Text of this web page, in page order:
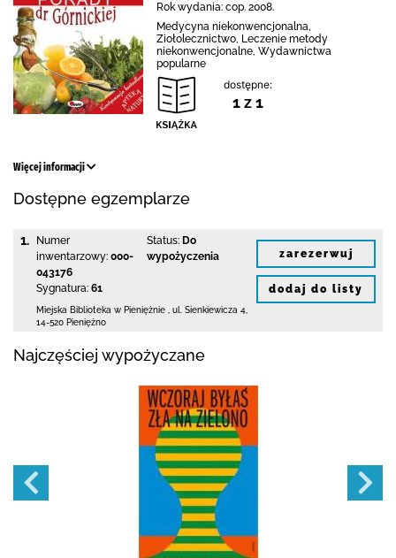
Rok wydania: cop. 2008.
Medycyna niekonwencjonalna,
Ziołolecznictwo, Leczenie metody
niekonwencjonalne, Wydawnictwa
popularne
dostępne:
1 z 1
Więcej informacji
Dostępne egzemplarze
1.
Numer
inwentarzowy: 000-
043176
Sygnatura: 61
Status: Do
wypożyczenia
Miejska Biblioteka w Pieniężnie ul. Sienkiewicza 4
14-520 Pieniężno
zarezerwuj
dodaj do listy
Najczęściej wypożyczane